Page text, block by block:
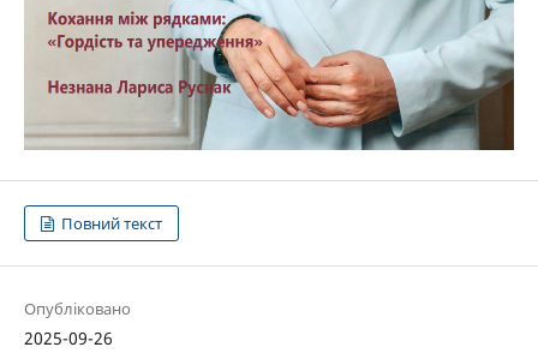
Повний текст
Опубліковано
2025-09-26